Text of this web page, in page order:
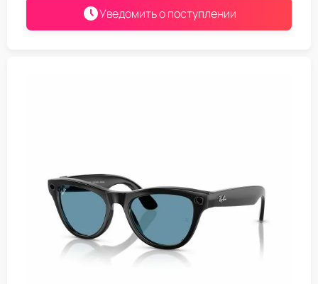
Уведомить о поступлении